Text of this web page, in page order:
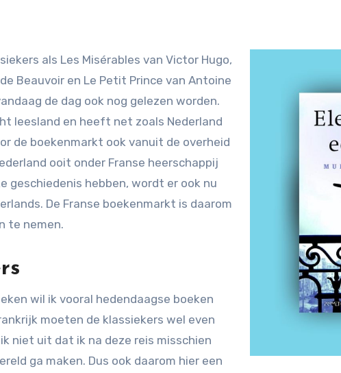
Beauvoir en Le Petit Prince van Antoine
de dag ook nog gelezen worden.
leesland en heeft net zoals Nederland
de boekenmarkt ook vanuit de overheid
ooit onder Franse heerschappij
geschiedenis hebben, wordt er ook nu
De Franse boekenmarkt is daarom
te nemen.
wil ik vooral hedendaagse boeken
moeten de klassiekers wel even
niet uit dat ik na deze reis misschien
ga maken. Dus ook daarom hier een